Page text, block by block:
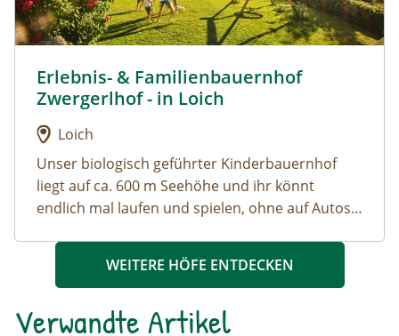
Urlaub am Bauernhof: Erlebnis- & Familienbauernhof
Erlebnis- & Familienbauernhof
Zwergerlhof - in Loich
Loich
Unser biologisch geführter Kinderbauernhof
liegt auf ca. 600 m Seehöhe und ihr könnt
endlich mal laufen und spielen, ohne auf Autos
unserer Tiere oder geht sogar mit einigen von
ihnen spazieren, entspannt in einer der
hauseigenen Märchenwald.
WEITERE HÖFE ENTDECKEN
Verwandte Artikel